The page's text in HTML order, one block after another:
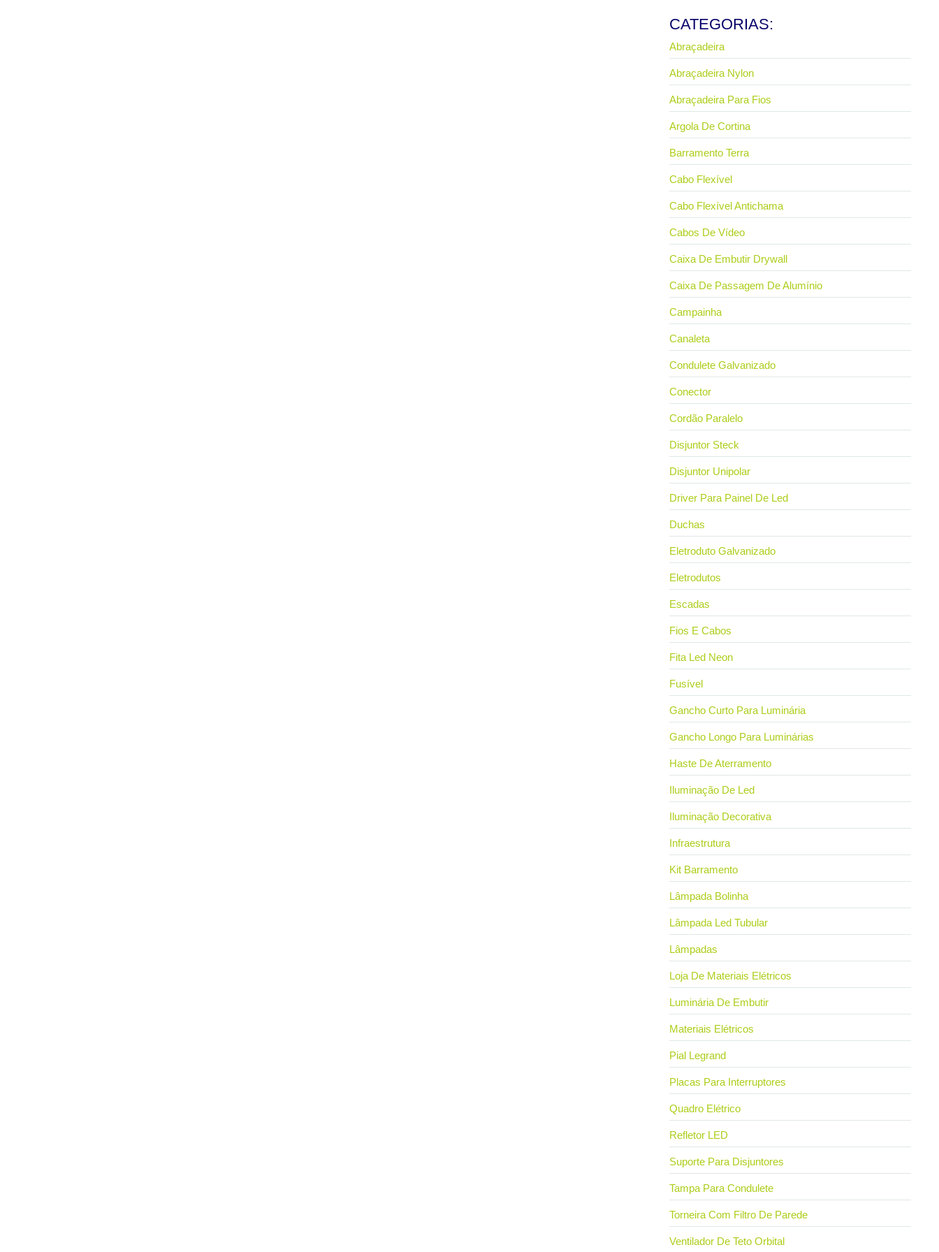
CATEGORIAS:
Abraçadeira
Abraçadeira Nylon
Abraçadeira Para Fios
Argola De Cortina
Barramento Terra
Cabo Flexível
Cabo Flexível Antichama
Cabos De Vídeo
Caixa De Embutir Drywall
Caixa De Passagem De Alumínio
Campainha
Canaleta
Condulete Galvanizado
Conector
Cordão Paralelo
Disjuntor Steck
Disjuntor Unipolar
Driver Para Painel De Led
Duchas
Eletroduto Galvanizado
Eletrodutos
Escadas
Fios E Cabos
Fita Led Neon
Fusível
Gancho Curto Para Luminária
Gancho Longo Para Luminárias
Haste De Aterramento
Iluminação De Led
Iluminação Decorativa
Infraestrutura
Kit Barramento
Lâmpada Bolinha
Lâmpada Led Tubular
Lâmpadas
Loja De Materiais Elétricos
Luminária De Embutir
Materiais Elétricos
Pial Legrand
Placas Para Interruptores
Quadro Elétrico
Refletor LED
Suporte Para Disjuntores
Tampa Para Condulete
Torneira Com Filtro De Parede
Ventilador De Teto Orbital